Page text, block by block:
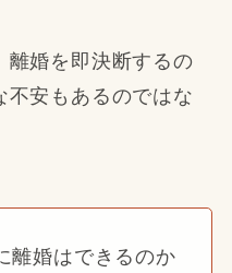
離婚を即決断するの
不安もあるのではな
離婚はできるのか